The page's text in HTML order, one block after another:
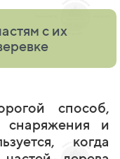
с их
способ,
снаряжения и
когда